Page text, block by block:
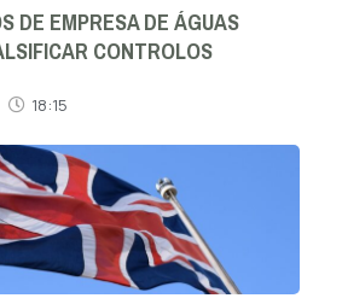
DE EMPRESA DE ÁGUAS
CONTROLOS
18:15